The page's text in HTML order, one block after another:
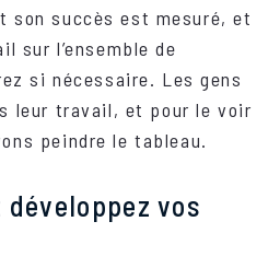
son succès est mesuré, et
sur l’ensemble de
si nécessaire. Les gens
leur travail, et pour le voir
peindre le tableau.
vos